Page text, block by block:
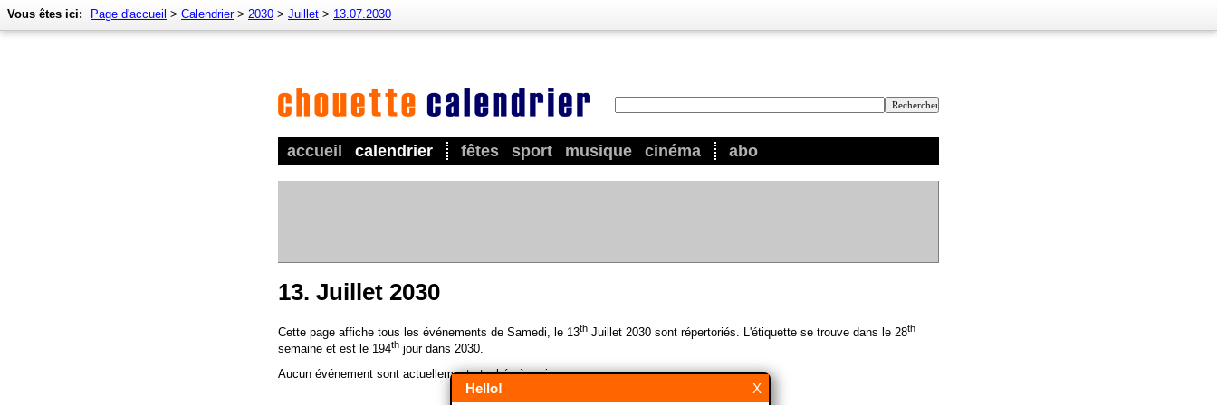
accueil calendrier fêtes sport musique cinéma abo
Vous êtes ici: Page d'accueil > Calendrier> 2030 > Juillet > 13.07.2030
13. Juillet 2030
Cette page affiche tous les événements de Samedi, le 13th Juillet 2030 sont répertoriés. L'étiquette se trouve dans le 28th
semaine et est le 194th jour dans 2030.
Aucun événement sont actuellement stockés à ce jour.
X
Hello!